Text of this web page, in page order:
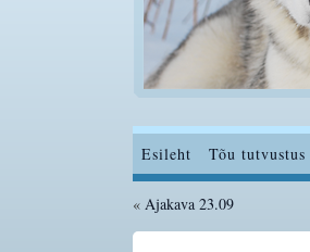
Esileht Tõu tutvustus
« Ajakava 23.09